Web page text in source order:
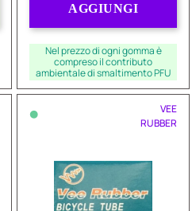
AGGIUNGI
Nel prezzo di ogni gomma è
compreso il contributo
ambientale di smaltimento PFU
•
VEE
RUBBER